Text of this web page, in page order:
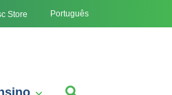
Store Português